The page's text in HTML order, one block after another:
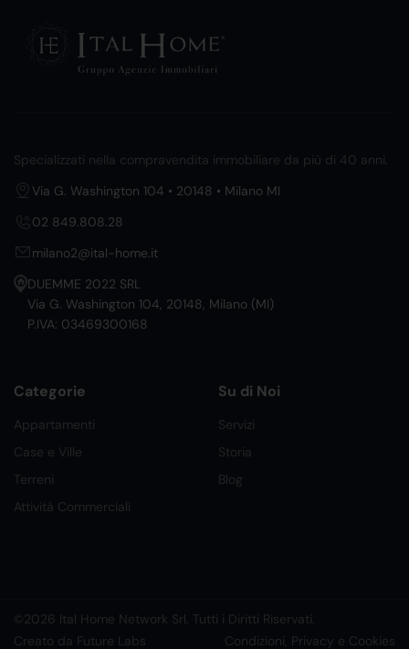
Specializzati nella compravendita immobiliare da più di 40 anni.
Via G. Washington 104 • 20148 • Milano MI
02 849.808.28
milano2@ital-home.it
DUEMME 2022 SRL
Via G. Washington 104, 20148, Milano (MI)
P.IVA: 03469300168
Categorie
Appartamenti
Case e Ville
Terreni
Attività Commerciali
Su di Noi
Servizi
Storia
Blog
©2026 Ital Home Network Srl. Tutti i Diritti Riservati.
Creato da Future Labs
Condizioni, Privacy e Cookies